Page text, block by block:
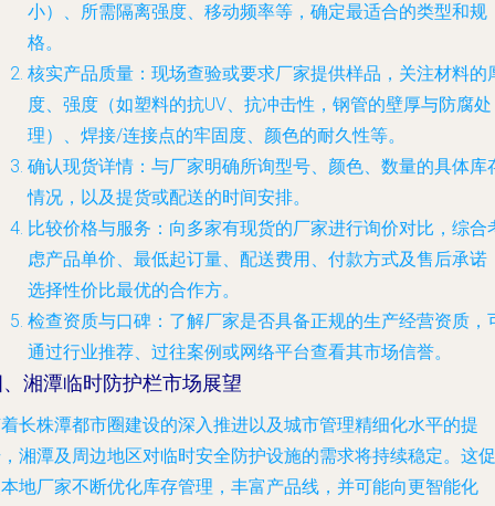
小）、所需隔离强度、移动频率等，确定最适合的类型和规
格。
核实产品质量 ：现场查验或要求厂家提供样品，关注材料的
度、强度（如塑料的抗UV、抗冲击性，钢管的壁厚与防腐处
理）、焊接/连接点的牢固度、颜色的耐久性等。
确认现货详情 ：与厂家明确所询型号、颜色、数量的具体库
情况，以及提货或配送的时间安排。
比较价格与服务 ：向多家有现货的厂家进行询价对比，综合
虑产品单价、最低起订量、配送费用、付款方式及售后承诺
选择性价比最优的合作方。
检查资质与口碑 ：了解厂家是否具备正规的生产经营资质，
通过行业推荐、过往案例或网络平台查看其市场信誉。
湘潭临时防护栏市场展望
长株潭都市圈建设的深入推进以及城市管理精细化水平的提
湘潭及周边地区对临时安全防护设施的需求将持续稳定。这促
地厂家不断优化库存管理，丰富产品线，并可能向更智能化